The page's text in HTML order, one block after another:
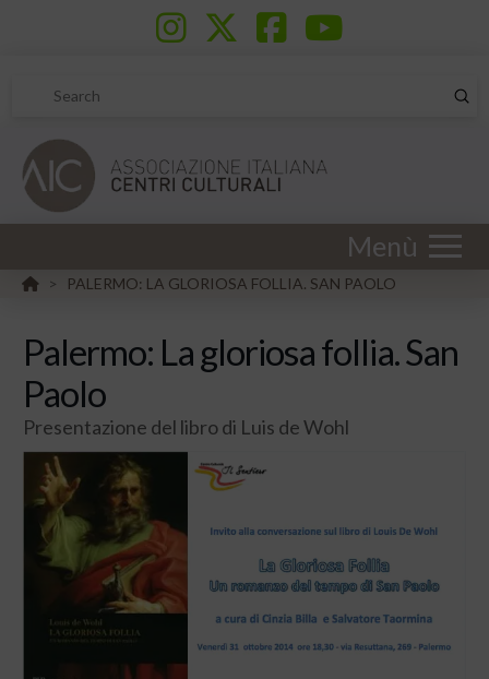
Search
Menù
HOME
> PALERMO: LA GLORIOSA FOLLIA. SAN PAOLO
Palermo: La gloriosa follia. San
Paolo
Presentazione del libro di Luis de Wohl